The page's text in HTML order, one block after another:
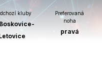
kluby
Preferovaná
noha
pravá